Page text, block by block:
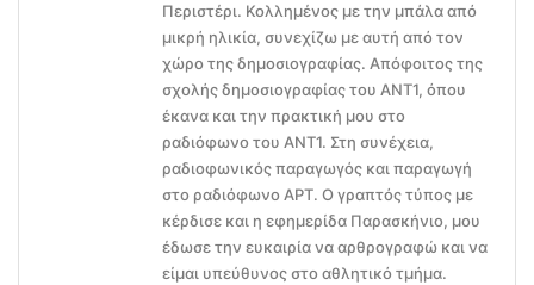
Περιστέρι. Κολλημένος με την μπάλα από
μικρή ηλικία, συνεχίζω με αυτή από τον
χώρο της δημοσιογραφίας. Απόφοιτος της
σχολής δημοσιογραφίας του ΑΝΤ1, όπου
έκανα και την πρακτική μου στο
ραδιόφωνο του ΑΝΤ1. Στη συνέχεια,
ραδιοφωνικός παραγωγός και παραγωγή
στο ραδιόφωνο ΑΡΤ. Ο γραπτός τύπος με
κέρδισε και η εφημερίδα Παρασκήνιο, μου
έδωσε την ευκαιρία να αρθρογραφώ και να
είμαι υπεύθυνος στο αθλητικό τμήμα.